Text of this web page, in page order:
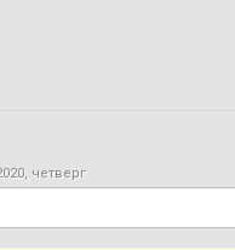
четверг